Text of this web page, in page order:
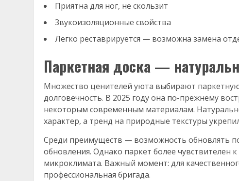
Приятна для ног, не скользит
Звукоизоляционные свойства
Легко реставрируется — возможна замена
Паркетная доска —
Множество ценителей уюта выбирают
долговечность. В 2025 году она по-прежнему
некоторым современным материалам.
характер, а тренд на природные текстуры
Среди преимуществ — возможность обновлять
обновления. Однако паркет более чувствителен
микроклимата. Важный момент: для
профессиональная бригада.